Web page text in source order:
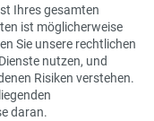
Ihres gesamten
ist möglicherweise
Sie unsere rechtlichen
nutzen, und
Risiken verstehen.
daran.